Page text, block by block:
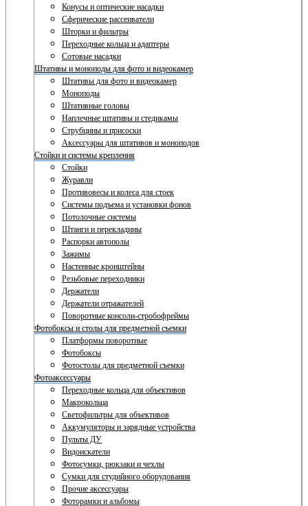
Конусы и оптические насадки
Сферические рассеиватели
Шторки и фильтры
Переходные кольца и адаптеры
Сотовые насадки
Штативы и моноподы для фото и видеокамер
Штативы для фото и видеокамер
Моноподы
Штативные головы
Наплечные штативы и стедикамы
Струбцины и присоски
Аксессуары для штативов и моноподов
Стойки и системы крепления
Стойки
Журавли
Противовесы и колеса для стоек
Системы подъема и установки фонов
Потолочные системы
Штанги и перекладины
Распорки автополы
Зажимы
Настенные кронштейны
Резьбовые переходники
Держатели
Держатели отражателей
Поворотные консоли-стробофреймы
Фотобоксы и столы для предметной съемки
Платформы поворотные
Фотобоксы
Фотостолы для предметной съемки
Фотоаксессуары
Переходные кольца для объективов
Макрокольца
Светофильтры для объективов
Аккумуляторы и зарядные устройства
Пульты ДУ
Видоискатели
Фотосумки, рюкзаки и чехлы
Сумки для студийного оборудования
Прочие аксессуары
Фоторамки и альбомы